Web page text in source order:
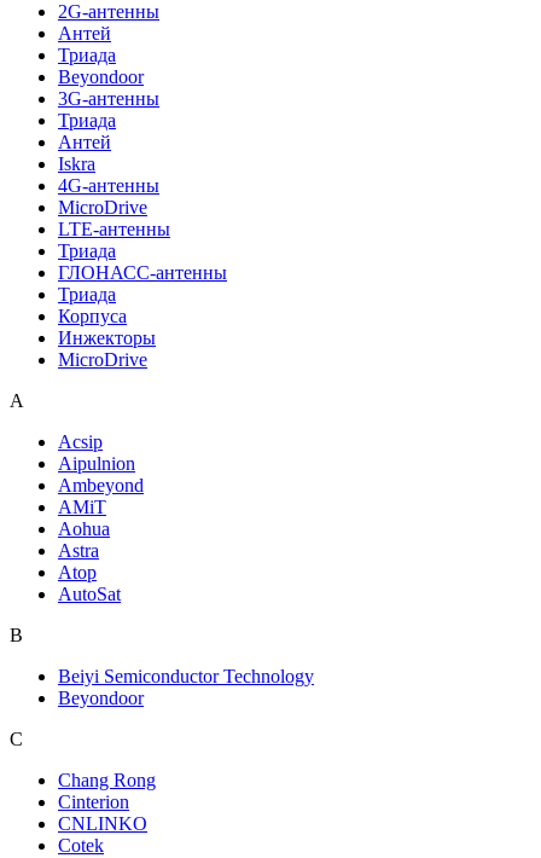
2G-антенны
Антей
Триада
Beyondoor
3G-антенны
Триада
Антей
Iskra
4G-антенны
MicroDrive
LTE-антенны
Триада
ГЛОНАСС-антенны
Триада
Корпуса
Инжекторы
MicroDrive
A
Acsip
Aipulnion
Ambeyond
AMiT
Aohua
Astra
Atop
AutoSat
B
Beiyi Semiconductor Technology
Beyondoor
C
Chang Rong
Cinterion
CNLINKO
Cotek